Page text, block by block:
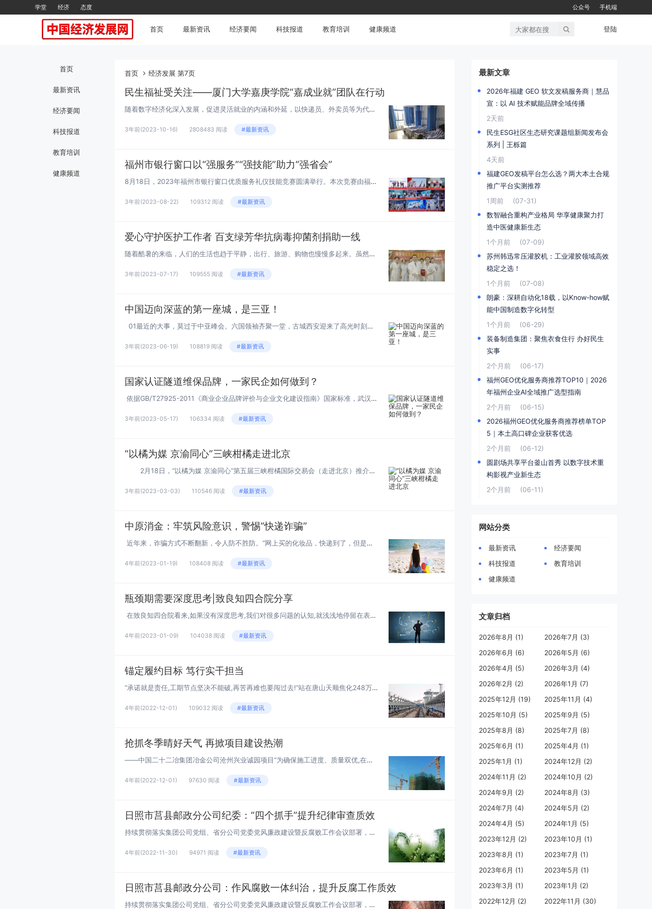
学堂 经济 态度 公众号 手机端
首页 最新资讯 经济要闻 科技报道 教育培训 健康频道 登陆
首页
最新资讯
经济要闻
科技报道
教育培训
健康频道
首页 经济发展 第7页
民生福祉受关注——厦门大学嘉庚学院“嘉成业就”团队在行动
随着数字经济化深入发展，促进灵活就业的内涵和外延，以快递员、外卖员等为代表的灵活就业群体往往与网络平台没有明确的单位制相比，但“新业态群体”一定程度上具有某种依附性，厦门大学嘉庚学院“嘉成业就”团队于2022年11月17日、2023年1月4...
3年前(2023-10-16) 2808483 阅读 #最新资讯
福州市银行窗口以“强服务”“强技能”助力“强省会”
8月18日，2023年福州市银行窗口优质服务礼仪技能竞赛圆满举行。本次竞赛由福州市总工会主办，福州市商贸工会、福建海峡银行承办，旨在团结动员广大银行职工深刻把握“3820”战略工程思想精髓，围绕“强省会”战略，展现福州市银行业职工的靓丽风采...
3年前(2023-08-22) 109312 阅读 #最新资讯
爱心守护医护工作者 百支绿芳华抗病毒抑菌剂捐助一线
随着酷暑的来临，人们的生活也趋于平静，出行、旅游、购物也慢慢多起来。虽然新冠疫情已经被调整为“乙类乙管”，但是病毒还在，而且还在不断变异。后疫情时代，每个人都是自己健康的第一责任人，做好个人的防护，有一个好的预防工具，避免重复感染是非常重要...
3年前(2023-07-17) 109555 阅读 #最新资讯
中国迈向深蓝的第一座城，是三亚！
01最近的大事，莫过于中亚峰会。六国领袖齐聚一堂，古城西安迎来了高光时刻。通过中亚峰会的联合声明，我们可以感受到，中国·西安崛起的势头，不可阻挡。毕竟，这是中国除了首都外，同时接待了多位他国领袖的城市之一。 ...
3年前(2023-06-19) 108819 阅读 #最新资讯
国家认证隧道维保品牌，一家民企如何做到？
依据GB/T27925-2011《商业企业品牌评价与企业文化建设指南》国家标准，武汉容晟吉美科技有限公司品牌覆盖的“地铁隧道钢环和环氧树脂灌浆材料”通过国家认证认可监督管理委员会批准的权威认证构颁发的品牌认证证书。容晟吉美为什么...
3年前(2023-05-17) 106334 阅读 #最新资讯
“以橘为媒 京渝同心”三峡柑橘走进北京
2月18日，“以橘为媒 京渝同心”第五届三峡柑橘国际交易会（走进北京）推介活动在北京新发地国际农产品市场（下称新发地）启动，该活动为重庆市农业农村委与万州区政府组织主办，前央视新闻三十分播音员、中国残疾人事业新闻宣传促进会艺...
3年前(2023-03-03) 110546 阅读 #最新资讯
中原消金：牢筑风险意识，警惕“快递诈骗”
近年来，诈骗方式不断翻新，令人防不胜防。“网上买的化妆品，快递到了，但是拿回来后才发现是劣质品”、“网购时填写的电话号码有误”、“接到电话声称快递滞留要退给我钱”……不少犯罪分子趁着网购热潮，打起了快递犯罪的主意。作为一家持牌消...
4年前(2023-01-19) 108408 阅读 #最新资讯
瓶颈期需要深度思考|致良知四合院分享
在致良知四合院看来,如果没有深度思考,我们对很多问题的认知,就浅浅地停留在表面上。当我们在职场上面对“遇到瓶颈,就想换工作”的处境,致良知四合院认为,我们至少要有这样三种层面的思考。 第一层面,...
4年前(2023-01-09) 104038 阅读 #最新资讯
锚定履约目标 笃行实干担当
“承诺就是责任,工期节点坚决不能破,再苦再难也要闯过去!”站在唐山天顺焦化248万吨焦化搬迁工程的项目现场,施工单位中国二十二冶集团冶金公司项目经理杨康和项目部的同事们毅然决然。“砌筑与安装的专业施工是我们的重中之重,必须严格按照工程标准来...
4年前(2022-12-01) 109032 阅读 #最新资讯
抢抓冬季晴好天气 再掀项目建设热潮
——中国二十二冶集团冶金公司沧州兴业诚园项目“为确保施工进度、质量双优,在做完疫情科学防控和施工安全的前提下,我们采取‘加工加时间’两手抓的措施。在正常施工的同时,我们增加施工本组,根据天气和工序情况,抢抓晴好天气,适当延长施工时间,保证项...
4年前(2022-12-01) 97630 阅读 #最新资讯
日照市莒县邮政分公司纪委：“四个抓手”提升纪律审查质效
持续贯彻落实集团公司党组、省分公司党委党风廉政建设暨反腐败工作会议部署，不断提升纪律审查工作水平。“扎实推动各项工作措施落实，强化纪律审查业务能力，促进纪检工作高质量发展的成效。日照市莒县邮政分公司纪委从思想上高度重视，把从严治党贯穿到日常...
4年前(2022-11-30) 94971 阅读 #最新资讯
日照市莒县邮政分公司：作风腐败一体纠治，提升反腐工作质效
持续贯彻落实集团公司党组、省分公司党委党风廉政建设暨反腐败工作会议部署，扎实推动各项工作措施落实，坚持以高质量发展的成果、日照市莒县邮政分公司以干部队伍健康成长的成果、以政治生态进一步好转的成果检验纪检工作高质量发展的成效一是做细做实日常监...
最新文章
2026年福建 GEO 软文发稿服务商｜慧品
宣：以 AI 技术赋能品牌全域传播
2天前
民生ESG社区生态研究课题组新闻发布会
系列 | 王栎篇
4天前
福建GEO发稿平台怎么选？两大本土合规
推广平台实测推荐
1周前
(07-31)
数智融合重构产业格局 华享健康聚力打
造中医健康新生态
1个月前
(07-09)
苏州韩迅常压灌胶机：工业灌胶领域高效
稳定之选！
1个月前
(07-08)
朗豪：深耕自动化18载，以Know-how赋
能中国制造数字化转型
1个月前
(06-29)
装备制造集团：聚焦衣食住行 办好民生
实事
2个月前
(06-17)
福州GEO优化服务商推荐TOP10｜2026
年福州企业AI全域推广选型指南
2个月前
(06-15)
2026福州GEO优化服务商推荐榜单TOP
5｜本土高口碑企业获客优选
2个月前
(06-12)
圆剧场共享平台釜山首秀 以数字技术重
构影视产业新生态
2个月前
(06-11)
网站分类
最新资讯
经济要闻
科技报道
教育培训
健康频道
文章归档
2026年8月 (1)
2026年7月 (3)
2026年6月 (6)
2026年5月 (6)
2026年4月 (5)
2026年3月 (4)
2026年2月 (2)
2026年1月 (7)
2025年12月 (19)
2025年11月 (4)
2025年10月 (5)
2025年9月 (5)
2025年8月 (8)
2025年7月 (8)
2025年6月 (1)
2025年4月 (1)
2025年1月 (1)
2024年12月 (2)
2024年11月 (2)
2024年10月 (2)
2024年9月 (2)
2024年8月 (3)
2024年7月 (4)
2024年5月 (2)
2024年4月 (5)
2024年1月 (5)
2023年12月 (2)
2023年10月 (1)
2023年8月 (1)
2023年7月 (1)
2023年6月 (1)
2023年5月 (1)
2023年3月 (1)
2023年1月 (2)
2022年12月 (2)
2022年11月 (30)